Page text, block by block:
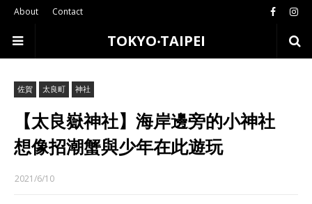
About Contact
TOKYO‧TAIPEI
佐賀 太良町 神社
【太良嶽神社】海岸邊旁的小神社
想像招潮蟹與少年在此遊玩
2021/6/10